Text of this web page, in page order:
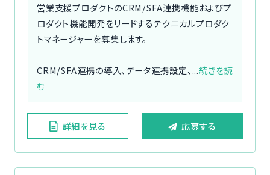
営業支援プロダクトのCRM/SFA連携機能およびプ
ロダクト機能開発をリードするテクニカルプロダク
トマネージャーを募集します。
CRM/SFA連携の導入、データ連携設定、...続きを読
む
詳細を見る 応募する